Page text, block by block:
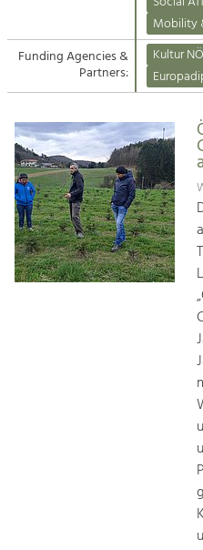
Suche
Impressum
Kontakt
Tourism
Offer Development and
Art & Culture
Crafts, Science and Research.
Social Affairs,
& Identity
Equality, Youth and
Climate Change, Public
Increase in Regional Value
Mobility
Funding Agencies &
Partners:
Kultur NÖ